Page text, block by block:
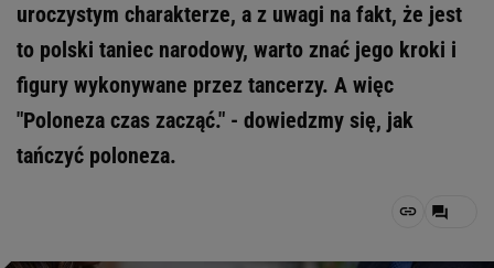
uroczystym charakterze, a z uwagi na fakt, że jest
to polski taniec narodowy, warto znać jego kroki i
figury wykonywane przez tancerzy. A więc
"Poloneza czas zacząć." - dowiedzmy się, jak
tańczyć poloneza.